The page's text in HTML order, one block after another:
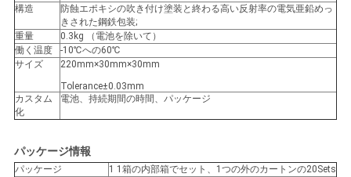
用
を
要
し
構造
防蝕エポキシの吹き付け塗装と終わる高い反射率の電気亜鉛めっ
きされた鋼鉄包装;
重量
0.3kg （電池を除いて）
働く温度
-10℃への60℃
サイズ
220mm×30mm×30mm
Tolerance±0.03mm
カスタム
化
電池、持続期間の時間、パッケージ
パッケージ情報
パッケージ
1 1箱の内部箱でセット、1つの外のカートンの20Sets